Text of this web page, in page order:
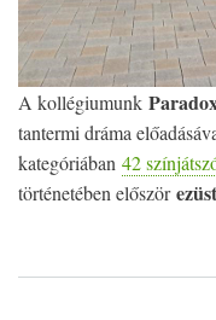
A kollégiumunk
tantermi dráma
kategóriában 42
történetében először